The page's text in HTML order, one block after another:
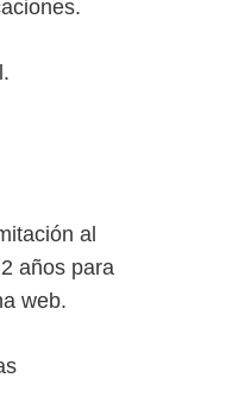
al
años para
web.